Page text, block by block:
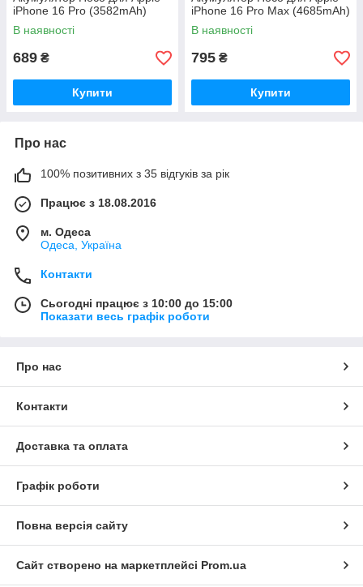
iPhone 16 Pro (3582mAh)
В наявності
689 ₴
Купити
iPhone 16 Pro Max (4685mAh)
В наявності
795 ₴
Купити
Про нас
100% позитивних з 35 відгуків за рік
Працює з 18.08.2016
м. Одеса
Одеса, Україна
Контакти
Сьогодні працює з 10:00 до 15:00
Показати весь графік роботи
Про нас
Контакти
Доставка та оплата
Графік роботи
Повна версія сайту
Сайт створено на маркетплейсі Prom.ua